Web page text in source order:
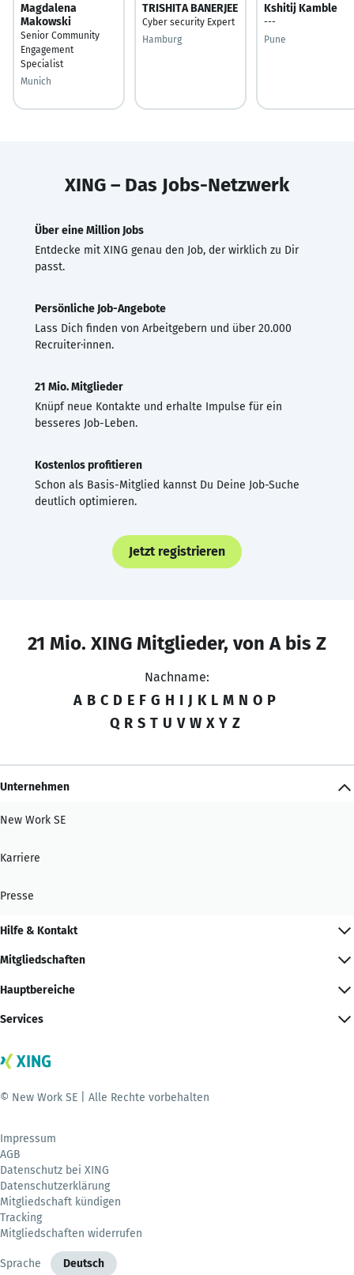
Magdalena
Makowski
Senior Community
Engagement
Specialist
Munich
TRISHITA BANERJEE
Cyber security Expert
Hamburg
Kshitij Kamble
---
Pune
XING – Das Jobs-Netzwerk
Über eine Million Jobs
Entdecke mit XING genau den Job, der wirklich zu Dir
passt.
Persönliche Job-Angebote
Lass Dich finden von Arbeitgebern und über 20.000
Recruiter·innen.
21 Mio. Mitglieder
Knüpf neue Kontakte und erhalte Impulse für ein
besseres Job-Leben.
Kostenlos profitieren
Schon als Basis-Mitglied kannst Du Deine Job-Suche
deutlich optimieren.
Jetzt registrieren
21 Mio. XING Mitglieder, von A bis Z
Nachname:
A B C D E F G H I J K L M N O P
Q R S T U V W X Y Z
Unternehmen
New Work SE
Karriere
Presse
Hilfe & Kontakt
Mitgliedschaften
Hauptbereiche
Services
© New Work SE | Alle Rechte vorbehalten
Impressum
AGB
Datenschutz bei XING
Datenschutzerklärung
Mitgliedschaft kündigen
Tracking
Mitgliedschaften widerrufen
Sprache Deutsch